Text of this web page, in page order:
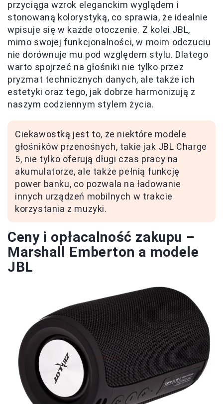
przyciąga wzrok eleganckim wyglądem i
stonowaną kolorystyką, co sprawia, że idealnie
wpisuje się w każde otoczenie. Z kolei JBL,
mimo swojej funkcjonalności, w moim odczuciu
nie dorównuje mu pod względem stylu. Dlatego
warto spojrzeć na głośniki nie tylko przez
pryzmat technicznych danych, ale także ich
estetyki oraz tego, jak dobrze harmonizują z
naszym codziennym stylem życia.
Ciekawostką jest to, że niektóre modele
głośników przenośnych, takie jak JBL Charge
5, nie tylko oferują długi czas pracy na
akumulatorze, ale także pełnią funkcję
power banku, co pozwala na ładowanie
innych urządzeń mobilnych w trakcie
korzystania z muzyki.
Ceny i opłacalność zakupu –
Marshall Emberton a modele
JBL